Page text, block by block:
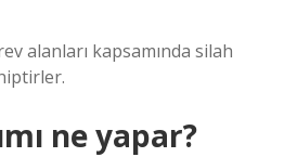
alanları kapsamında silah
ne yapar?